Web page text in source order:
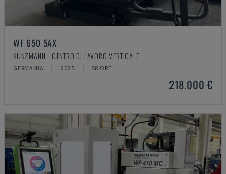
WF 650 5AX
KUNZMANN - CENTRO DI LAVORO VERTICALE
GERMANIA 2025 58 ORE
218.000 €